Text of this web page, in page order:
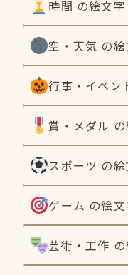
時間 の絵文
空・天気 の
行事・イベン
賞・メダル
スポーツ の
ゲーム の絵
芸術・工作